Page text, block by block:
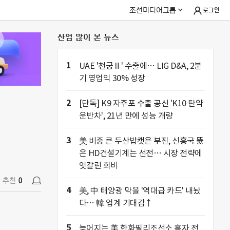
조선미디어그룹 로그인
추천 0
산업 많이 본 뉴스